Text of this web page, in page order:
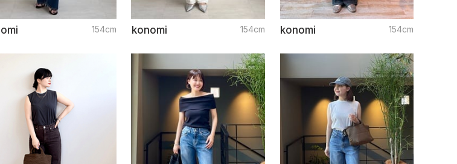
154cm konomi 154cm konomi 154cm